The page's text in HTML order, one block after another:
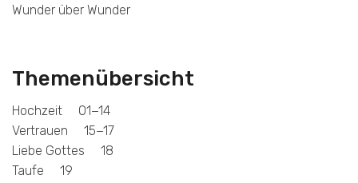
Wunder über Wunder
Themenübersicht
Hochzeit 01−14
Vertrauen 15−17
Liebe Gottes 18
Taufe 19